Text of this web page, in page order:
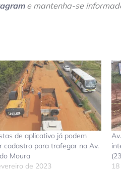
e mantenha-se
de aplicativo já podem
cadastro para trafegar na Av.
Moura
de 2023